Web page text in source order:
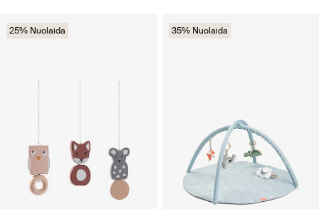
25% Nuolaida 35% Nuolaida